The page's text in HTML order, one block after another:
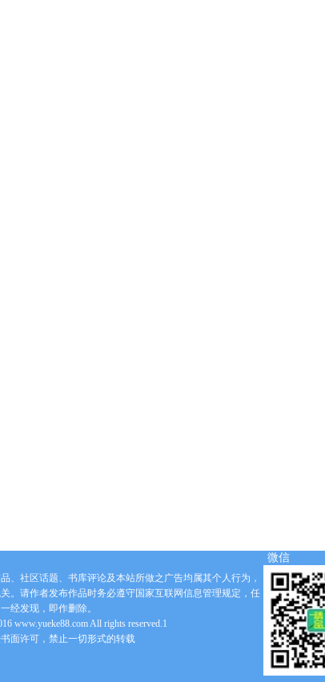
、社区话题、书库评论及本站所做之广告均属其个人行为，
。请作者发布作品时务必遵守国家互联网信息管理规定，任
经发现，即作删除。
www.yueke88.com All rights reserved.1
面许可，禁止一切形式的转载
微信